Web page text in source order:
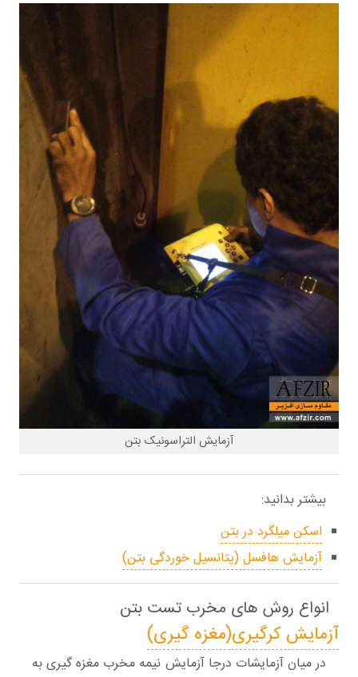
آزمایش التراسونیک بتن
بیشتر بدانید:
اسکن میلگرد در بتن
آزمایش هافسل (پتانسیل خوردگی بتن)
انواع روش های مخرب تست بتن
آزمایش کرگیری(مغزه گیری)
در میان آزمایشات درجا آزمایش نیمه مخرب مغزه گیری به